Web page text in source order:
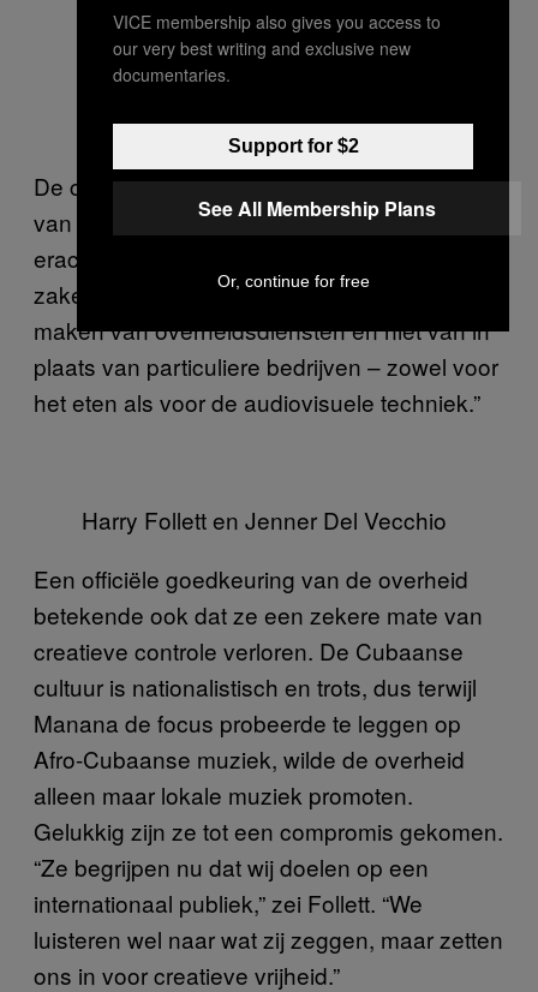
De communicatie was niet het enige obstakel
van Manana. “Het was ook een strijd om
erachter te komen hoe de regering van Cuba
zaken doet,” vertelde Follett. “Je moet gebruik
maken van overheidsdiensten en niet van in
plaats van particuliere bedrijven – zowel voor
het eten als voor de audiovisuele techniek.”
Harry Follett en Jenner Del Vecchio
Een officiële goedkeuring van de overheid
betekende ook dat ze een zekere mate van
creatieve controle verloren. De Cubaanse
cultuur is nationalistisch en trots, dus terwijl
Manana de focus probeerde te leggen op
Afro-Cubaanse muziek, wilde de overheid
alleen maar lokale muziek promoten.
Gelukkig zijn ze tot een compromis gekomen.
“Ze begrijpen nu dat wij doelen op een
internationaal publiek,” zei Follett. “We
luisteren wel naar wat zij zeggen, maar zetten
ons in voor creatieve vrijheid.”
VICE membership also gives you access to
our very best writing and exclusive new
documentaries.
Support for $2
See All Membership Plans
Or, continue for free